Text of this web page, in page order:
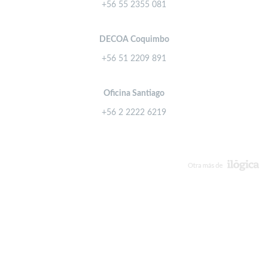
+56 55 2355 081
DECOA Coquimbo
+56 51 2209 891
Oficina Santiago
+56 2 2222 6219